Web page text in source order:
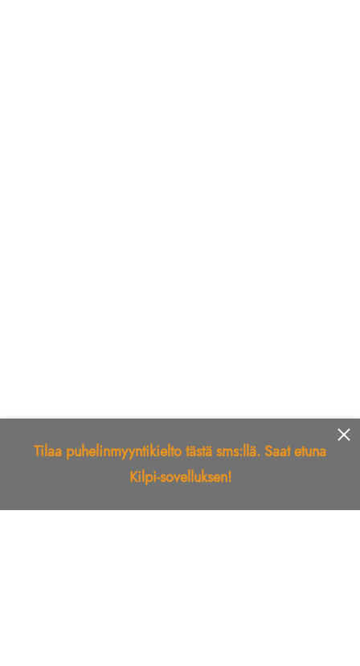
Tilaa puhelinmyyntikielto tästä sms:llä. Saat etuna
Kilpi-sovelluksen!